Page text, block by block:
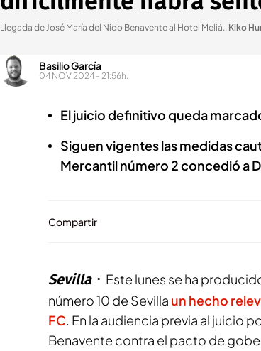
Llegada de José María del Nido Benavente al Hotel Meliá.. Kiko
Basilio García
04 NOV 2024 - 21:56h.
El juicio definitivo queda
Siguen vigentes las medidas
Mercantil número 2 concedió a
Compartir
Sevilla
Este lunes se ha
número 10 de Sevilla un hecho
FC. En la audiencia previa al juicio
Benavente contra el pacto de